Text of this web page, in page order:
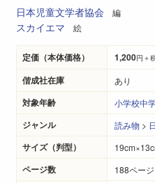
日本児童文学者協会 編
スカイエマ 絵
定価（本体価格） 1,200円＋
偕成社在庫 あり
対象年齢 小学校中
ジャンル 読み物 >
サイズ（判型）
ページ数 188ページ